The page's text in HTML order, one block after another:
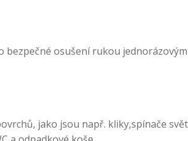
bezpečné osušení rukou
jako jsou např. kliky,spínače